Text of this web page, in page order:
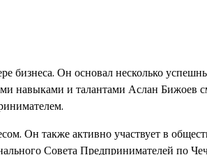
бизнеса. Он основал несколько
навыками и талантами Аслан Бижоев
Он также активно участвует в
Совета Предпринимателей по